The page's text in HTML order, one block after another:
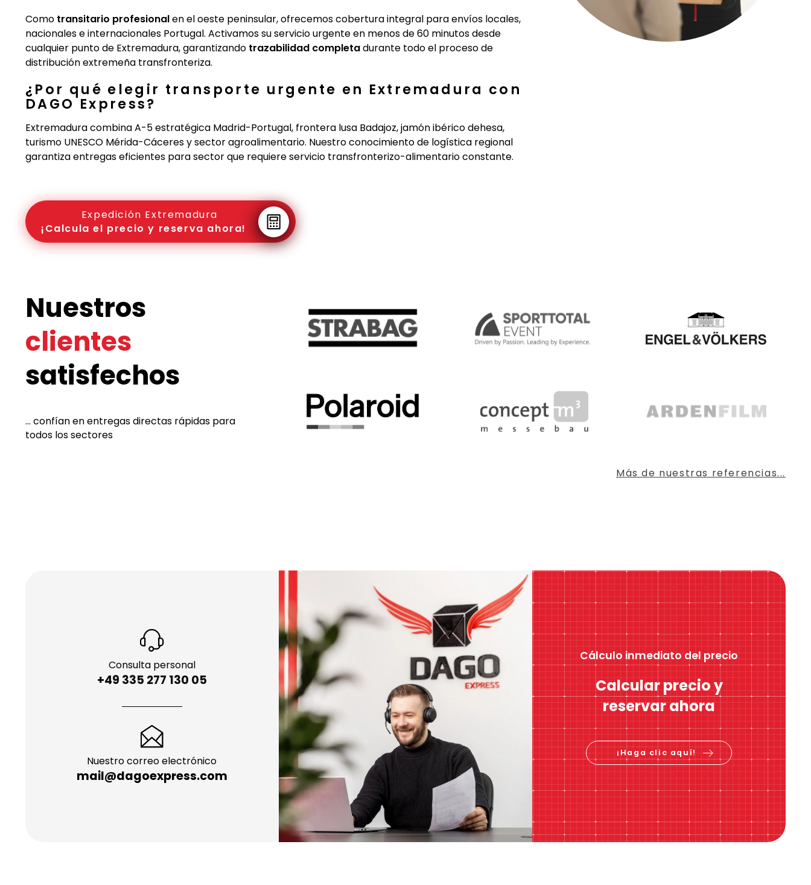
Como transitario profesionalen el oeste peninsular, ofrecemos cobertura integral para envíos locales,
nacionales e internacionales Portugal. Activamos su servicio urgente en menos de 60 minutos desde
cualquier punto de Extremadura, garantizando trazabilidad completadurante todo el proceso de
distribución extremeña transfronteriza.
¿Por qué elegir transporte urgente en Extremadura con
DAGO Express?
Extremadura combina A-5 estratégica Madrid-Portugal, frontera lusa Badajoz, jamón ibérico dehesa,
turismo UNESCO Mérida-Cáceres y sector agroalimentario. Nuestro conocimiento de logística regional
garantiza entregas eficientes para sector que requiere servicio transfronterizo-alimentario constante.
Expedición Extremadura
¡Calcula el precio y reserva ahora!
Nuestros
clientes
satisfechos
... confían en entregas directas rápidas para
todos los sectores
Más de nuestras referencias...
Consulta personal
+49 335 277 130 05
Nuestro correo electrónico
mail@dagoexpress.com
Cálculo inmediato del precio
Calcular precio y
reservar ahora
¡Haga clic aquí!